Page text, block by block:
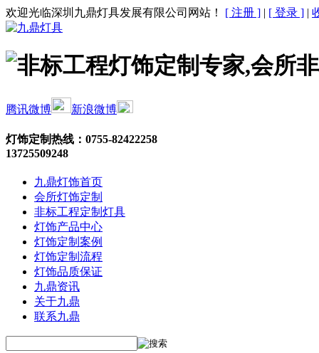
欢迎光临深圳九鼎灯具发展有限公司网站！ [ 注册 ] | [ 登录 ] |
腾讯微博 新浪微博
灯饰定制热线： 0755-82422258
13725509248
九鼎灯饰首页
会所灯饰定制
非标工程定制灯具
灯饰产品中心
灯饰定制案例
灯饰定制流程
灯饰品质保证
九鼎资讯
关于九鼎
联系九鼎